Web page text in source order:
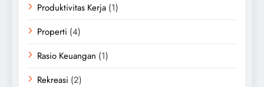
Produktivitas Kerja (1)
Properti (4)
Rasio Keuangan (1)
Rekreasi (2)